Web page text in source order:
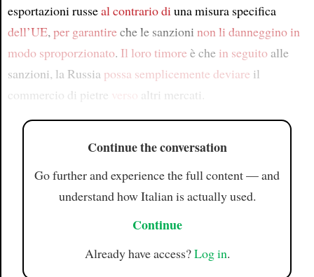
esportazioni russeal contrario di una misura specifica
dell’UE, per garantireche le sanzioni non li danneggino in
modo sproporzionato. Il loro timoreè che in seguitoalle
sanzioni, la Russia possa semplicemente deviare il
commercio di pietre verso altri mercati.
Continue the conversation
Go further and experience the full content — and
understand how Italian is actually used.
Continue
Already have access?Log in.